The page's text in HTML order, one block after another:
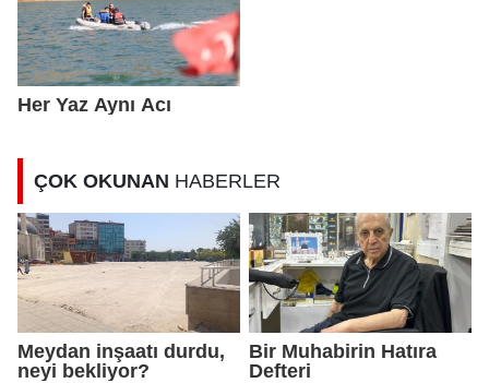
ÇOK OKUNAN HABERLER
Meydan inşaatı durdu,
neyi bekliyor?
Bir Muhabirin Hatıra
Defteri